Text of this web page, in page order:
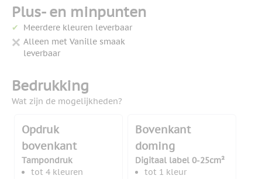
Plus- en minpunten
Meerdere kleuren leverbaar
Alleen met Vanille smaak
leverbaar
Bedrukking
Wat zijn de mogelijkheden?
Opdruk
bovenkant
Tampondruk
tot 4 kleuren
Bovenkant
doming
Digitaal label 0-25cm²
tot 1 kleur